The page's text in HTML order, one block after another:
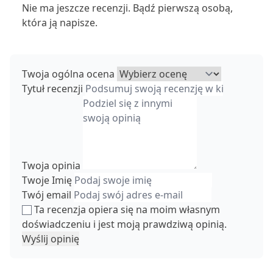
Nie ma jeszcze recenzji. Bądź pierwszą osobą,
która ją napisze.
Twoja ogólna ocena
Tytuł recenzji
Twoja opinia
Twoje Imię
Twój email
Ta recenzja opiera się na moim własnym
doświadczeniu i jest moją prawdziwą opinią.
Wyślij opinię